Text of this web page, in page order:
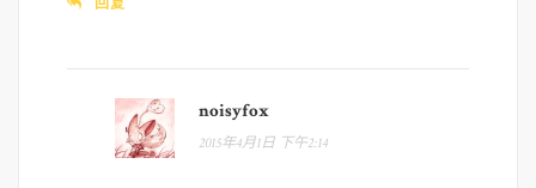
noisyfox
2015年4月1日 下午2:14